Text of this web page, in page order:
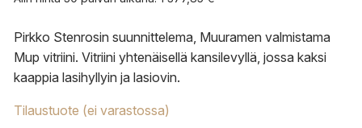
Pirkko Stenrosin suunnittelema, Muuramen valmistama
Mup vitriini. Vitriini yhtenäisellä kansilevyllä, jossa kaksi
kaappia lasihyllyin ja lasiovin.
Tilaustuote (ei varastossa)